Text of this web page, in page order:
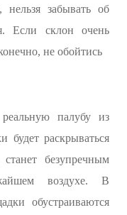
нельзя забывать об
Если склон очень
не обойтись
палубу из
будет раскрываться
безупречным
воздухе. В
обустраиваются